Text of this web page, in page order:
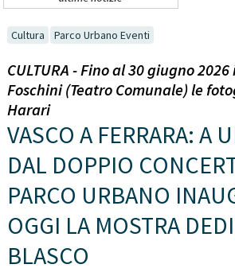
Cultura Parco Urbano Eventi
CULTURA - Fino al 30 giugno
Foschini (Teatro Comunale) le
Harari
VASCO A FERRARA: A
DAL DOPPIO
PARCO URBANO
OGGI LA MOSTRA
BLASCO